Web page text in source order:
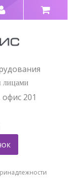
лицами
201